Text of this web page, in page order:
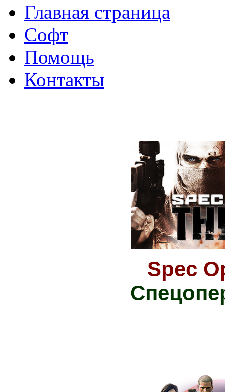
Главная страница
Софт
Помощь
Контакты
Spec